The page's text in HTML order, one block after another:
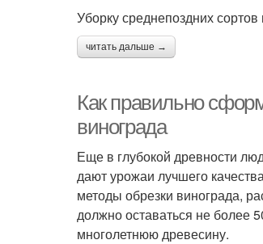
Уборку среднепоздних
читать дальше →
Как правильно
винограда
Еще в глубокой древности
дают урожаи лучшего
методы обрезки винограда,
должно оставаться не более
многолетнюю древесину.